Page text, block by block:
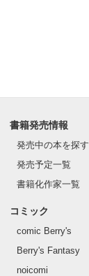
書籍発売情報
発売中の本を探す
発売予定一覧
書籍化作家一覧
コミック
comic Berry's
Berry's Fantasy
noicomi